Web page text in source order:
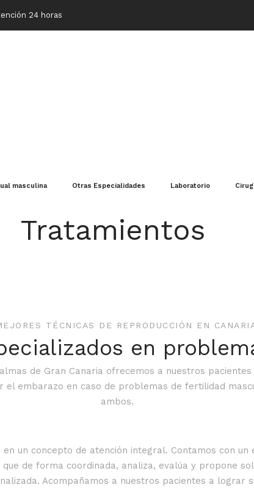
24 horas
masculina Otras Especialidades Laboratorio
Tratamientos
TÉCNICAS DE REPRODUCCIÓN EN
en
de Gran Canaria ofrecemos a nuestros
el embarazo en caso de problemas de fertilidad
ambos.
un concepto de atención integral. Contamos con un
de forma coordinada, analiza, evalúa y propone
Acompañamos a nuestros pacientes a lograr